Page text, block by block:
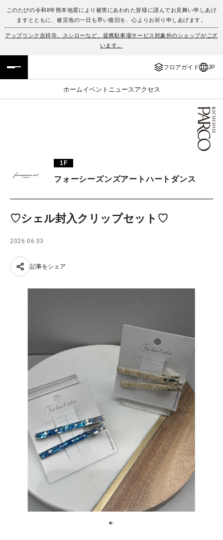
このたびの令和8年熊本地震により被害にあわれた皆様に謹んでお見舞い申しあげ
ますとともに、被災地の一日も早い復旧を、心よりお祈り申しあげます。
アップリンク吉祥寺、スシローなど、提携駐車場サービス対象外のショップがござ
います。
フロアガイド JP
ホームイベント ニュース アクセス
フロアガイド
イベント・ポップアップ
ニュース
PARCOメンバーズ
ENGLISH
簡体字
한국어
1F
フォーシーズンズアートハートダンス
♡シェル封入クリップセット♡
2026.06.03
記事をシェア
1